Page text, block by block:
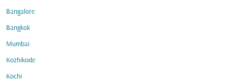
Bangalore
Bangkok
Mumbai
Kozhikode
Kochi